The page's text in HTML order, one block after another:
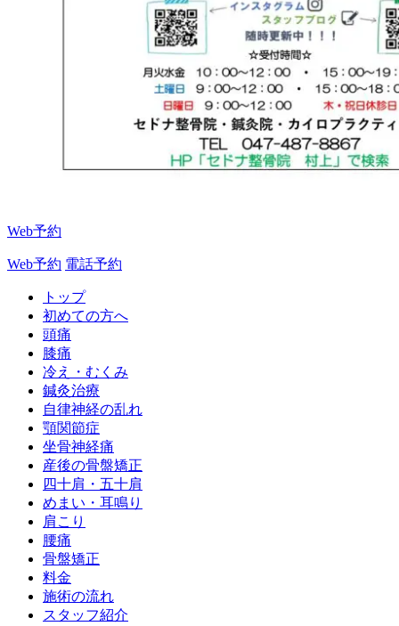
Web予約
Web予約 電話予約
トップ
初めての方へ
頭痛
膝痛
冷え・むくみ
鍼灸治療
自律神経の乱れ
顎関節症
坐骨神経痛
産後の骨盤矯正
四十肩・五十肩
めまい・耳鳴り
肩こり
腰痛
骨盤矯正
料金
施術の流れ
スタッフ紹介